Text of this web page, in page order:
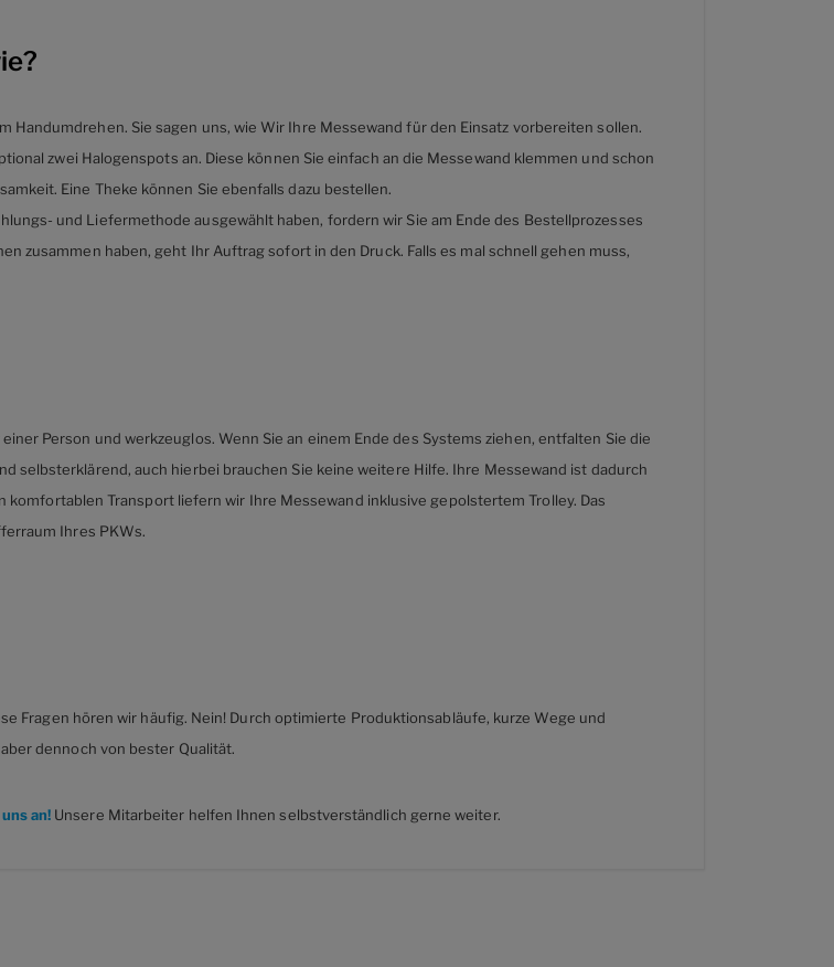
Sie sagen uns, wie Wir Ihre Messewand für den Einsatz vorbereiten sollen.
zwei Halogenspots an. Diese können Sie einfach an die Messewand klemmen und schon
Eine Theke können Sie ebenfalls dazu bestellen.
und Liefermethode ausgewählt haben, fordern wir Sie am Ende des Bestellprozesses
zusammen haben, geht Ihr Auftrag sofort in den Druck. Falls es mal schnell gehen muss,
Person und werkzeuglos. Wenn Sie an einem Ende des Systems ziehen, entfalten Sie die
selbsterklärend, auch hierbei brauchen Sie keine weitere Hilfe. Ihre Messewand ist dadurch
Transport liefern wir Ihre Messewand inklusive gepolstertem Trolley. Das
Ihres PKWs.
Fragen hören wir häufig. Nein! Durch optimierte Produktionsabläufe, kurze Wege und
dennoch von bester Qualität.
an! Unsere Mitarbeiter helfen Ihnen selbstverständlich gerne weiter.